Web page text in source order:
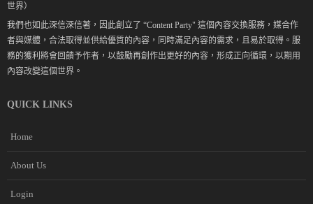
世界）
我們也如此深信深信著，因此創立了 “Content Party" 這個內容交換服務，媒合作
者與媒體，合法取得並供給優質的內容，同時滿足內容的需求，且易於取得。服
務的獲利將會回饋予作者，以鼓勵再創作出更好的內容，形成正向循環，以期用
內容改變這個世界。
QUICK LINKS
Home
About Us
Login